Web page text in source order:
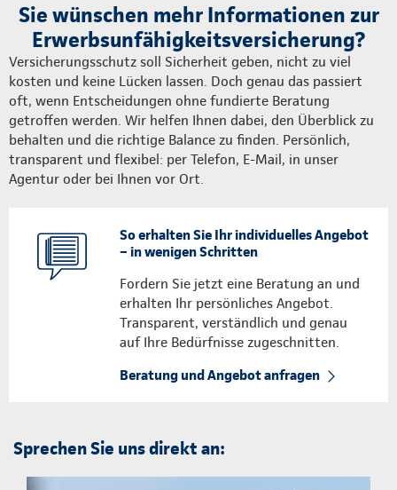
Sie wünschen mehr Informationen zur
Erwerbsunfähigkeitsversicherung?
Versicherungsschutz soll Sicherheit geben, nicht zu viel
kosten und keine Lücken lassen. Doch genau das passiert
oft, wenn Entscheidungen ohne fundierte Beratung
getroffen werden. Wir helfen Ihnen dabei, den Überblick zu
behalten und die richtige Balance zu finden. Persönlich,
transparent und flexibel: per Telefon, E-Mail, in unser
Agentur oder bei Ihnen vor Ort.
So erhalten Sie Ihr individuelles Angebot
– in wenigen Schritten
Fordern Sie jetzt eine Beratung an und
erhalten Ihr persönliches Angebot.
Transparent, verständlich und genau
auf Ihre Bedürfnisse zugeschnitten.
Beratung und Angebot anfragen
Sprechen Sie uns direkt an: